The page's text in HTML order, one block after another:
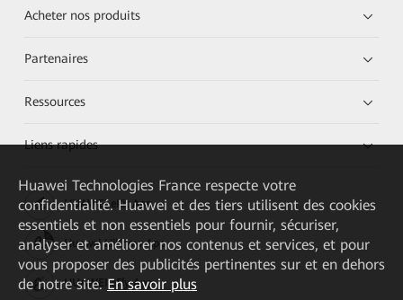
Acheter nos produits
Partenaires
Ressources
Liens rapides
HUAWEI eKit App
Huawei HiKnow App
HUAWEI eFly App
Huawei Technologies France respecte votre
confidentialité. Huawei et des tiers utilisent des cookies
essentiels et non essentiels pour fournir, sécuriser,
analyser et améliorer nos contenus et services, et pour
vous proposer des publicités pertinentes sur et en dehors
de notre site. En savoir plus